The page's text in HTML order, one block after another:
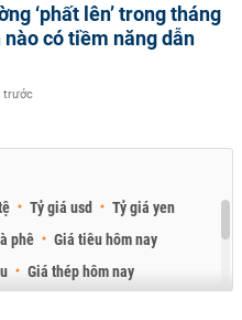
‘phất lên’ trong tháng
nào có tiềm năng dẫn
trước
Tỷ giá usd
Tỷ giá yen
phê
Giá tiêu hôm nay
Giá thép hôm nay